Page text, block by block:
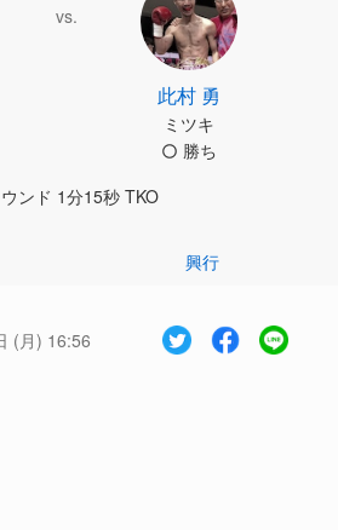
vs.
此村 勇
ミツキ
勝ち
ンド 1分15秒 TKO
興行
(月) 16:56